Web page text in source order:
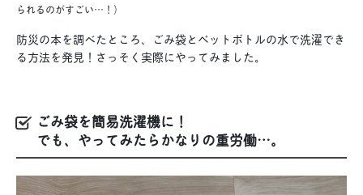
られるのがすごい…！）
防災の本を調べたところ、ごみ袋とペットボトルの水で洗濯でき
る方法を発見！さっそく実際にやってみました。
ごみ袋を簡易洗濯機に！
でも、やってみたらかなりの重労働…。